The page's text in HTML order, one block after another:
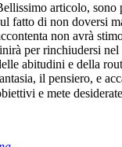
articolo, sono
fatto di non doversi
non avrà
per rinchiudersi
abitudini e della
il pensiero, e
e mete